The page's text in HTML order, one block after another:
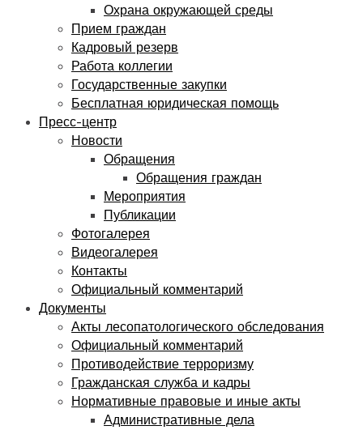
Охрана окружающей среды
Прием граждан
Кадровый резерв
Работа коллегии
Государственные закупки
Бесплатная юридическая помощь
Пресс-центр
Новости
Обращения
Обращения граждан
Мероприятия
Публикации
Фотогалерея
Видеогалерея
Контакты
Официальный комментарий
Документы
Акты лесопатологического обследования
Официальный комментарий
Противодействие терроризму
Гражданская служба и кадры
Нормативные правовые и иные акты
Административные дела